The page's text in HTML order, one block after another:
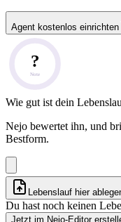
Agent kostenlos einrichten
?
Note
Wie gut ist dein
Nejo bewertet ihn, und
Bestform.
Lebenslauf hier
Du hast noch keinen
Jetzt im Nejo-Editor